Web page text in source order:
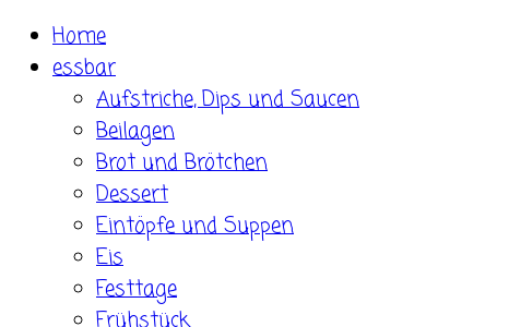
Skip
content
Home
essbar
Aufstriche, Dips und Saucen
Beilagen
Brot und Brötchen
Dessert
Eintöpfe und Suppen
Eis
Festtage